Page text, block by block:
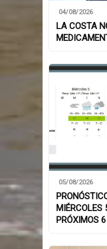
04/08/2026
LA COSTA
05/08/2026
MIÉRCOLES
PRÓXIMOS